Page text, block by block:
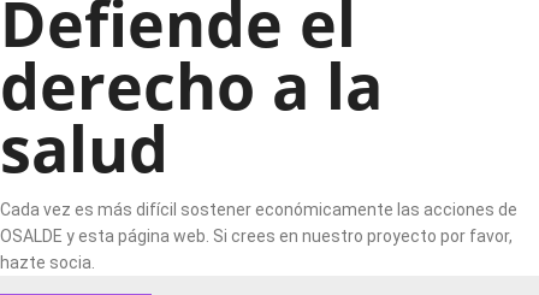
Defiende el
derecho a la
salud
Cada vez es más difícil sostener económicamente las acciones de
OSALDE y esta página web. Si crees en nuestro proyecto por favor,
hazte socia.